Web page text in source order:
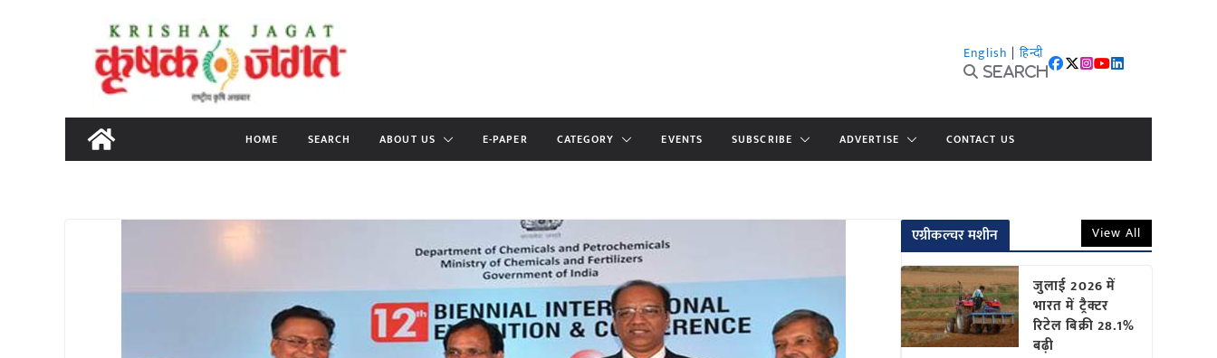
content
English | हिन्दी
Search
HOME SEARCH ABOUT US E-PAPER CATEGORY EVENTS SUBSCRIBE ADVERTISE CONTACT US
एग्रीकल्चर मशीन View All
जुलाई 2026 में
भारत में ट्रैक्टर
रिटेल बिक्री 28.1%
बढ़ी